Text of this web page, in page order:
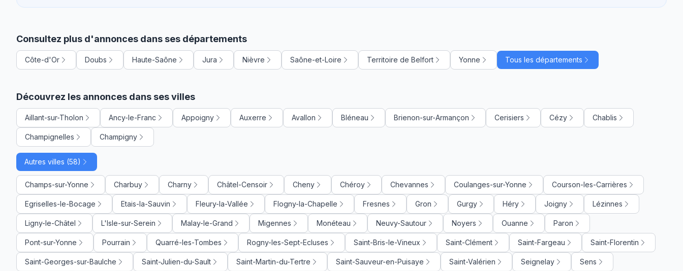
Consultez plus d'annonces dans ses départements
Côte-d'Or Doubs Haute-Saône Jura Nièvre Saône-et-Loire Territoire de Belfort Yonne Tous les départements
Découvrez les annonces dans ses villes
Aillant-sur-Tholon Ancy-le-Franc Appoigny Auxerre Avallon Bléneau Brienon-sur-Armançon Cerisiers Cézy Chablis
Champignelles Champigny
Autres villes (58)
Champs-sur-Yonne Charbuy Charny Châtel-Censoir Cheny Chéroy Chevannes Coulanges-sur-Yonne Courson-les-Carrières
Egriselles-le-Bocage Etais-la-Sauvin Fleury-la-Vallée Flogny-la-Chapelle Fresnes Gron Gurgy Héry Joigny Lézinnes
Ligny-le-Châtel L'Isle-sur-Serein Malay-le-Grand Migennes Monéteau Neuvy-Sautour Noyers Ouanne Paron
Pont-sur-Yonne Pourrain Quarré-les-Tombes Rogny-les-Sept-Ecluses Saint-Bris-le-Vineux Saint-Clément Saint-Fargeau Saint-Florentin
Saint-Georges-sur-Baulche Saint-Julien-du-Sault Saint-Martin-du-Tertre Saint-Sauveur-en-Puisaye Saint-Valérien Seignelay Sens